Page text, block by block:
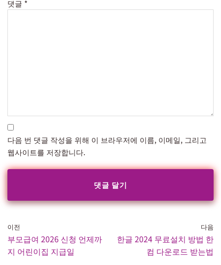
댓글 *
다음 번 댓글 작성을 위해 이 브라우저에 이름, 이메일, 그리고
웹사이트를 저장합니다.
이전
부모급여 2026 신청 언제까
지 어린이집 지급일
다음
한글 2024 무료설치 방법 한
컴 다운로드 받는법